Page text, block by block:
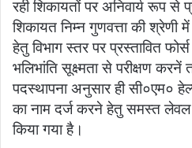
रही शिकायतों पर अनिवार्य रूप से
शिकायत निम्न गुणवत्ता की श्रेणी
हेतु विभाग स्तर पर प्रस्तावित
भलिभांति सूक्ष्मता से परीक्षण
पदस्थापना अनुसार ही सी०एम०
का नाम दर्ज करने हेतु समस्त लेवल
किया गया है।